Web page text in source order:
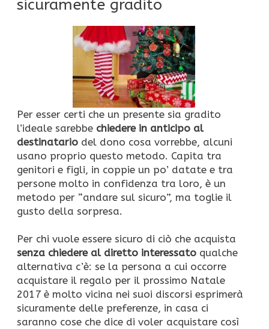
sicuramente gradito
Per esser certi che un presente sia gradito
l’ideale sarebbe chiedere in anticipo al
destinatario del dono cosa vorrebbe, alcuni
usano proprio questo metodo. Capita tra
genitori e figli, in coppie un po’ datate e tra
persone molto in confidenza tra loro, è un
metodo per “andare sul sicuro”, ma toglie il
gusto della sorpresa.
Per chi vuole essere sicuro di ciò che acquista
senza chiedere al diretto interessato qualche
alternativa c’è: se la persona a cui occorre
acquistare il regalo per il prossimo Natale
2017 è molto vicina nei suoi discorsi esprimerà
sicuramente delle preferenze, in casa ci
saranno cose che dice di voler acquistare così